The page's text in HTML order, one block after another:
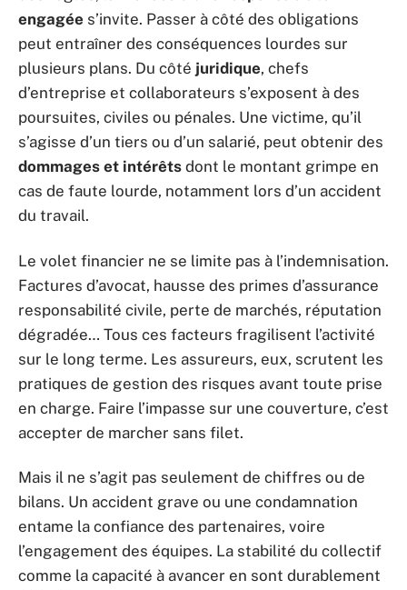
engagée s’invite. Passer à côté des obligations
peut entraîner des conséquences lourdes sur
plusieurs plans. Du côté juridique, chefs
d’entreprise et collaborateurs s’exposent à des
poursuites, civiles ou pénales. Une victime, qu’il
s’agisse d’un tiers ou d’un salarié, peut obtenir des
dommages et intérêts dont le montant grimpe en
cas de faute lourde, notamment lors d’un accident
du travail.
Le volet financier ne se limite pas à l’indemnisation.
Factures d’avocat, hausse des primes d’assurance
responsabilité civile, perte de marchés, réputation
dégradée… Tous ces facteurs fragilisent l’activité
sur le long terme. Les assureurs, eux, scrutent les
pratiques de gestion des risques avant toute prise
en charge. Faire l’impasse sur une couverture, c’est
accepter de marcher sans filet.
Mais il ne s’agit pas seulement de chiffres ou de
bilans. Un accident grave ou une condamnation
entame la confiance des partenaires, voire
l’engagement des équipes. La stabilité du collectif
comme la capacité à avancer en sont durablement